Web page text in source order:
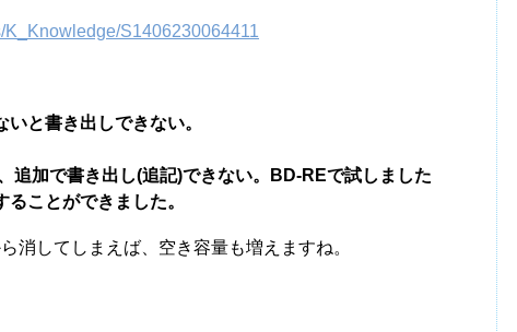
K_Knowledge/S1406230064411
と書き出しできない。
追加で書き出し(追記)できない。BD-REで試しました
ことができました。
消してしまえば、空き容量も増えますね。